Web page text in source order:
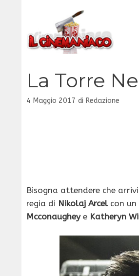
contenuto
La Torre
4 Maggio 2017 di Redazione
Bisogna attendere che
regia di Nikolaj Arcel con
Mcconaugheye Katheryn